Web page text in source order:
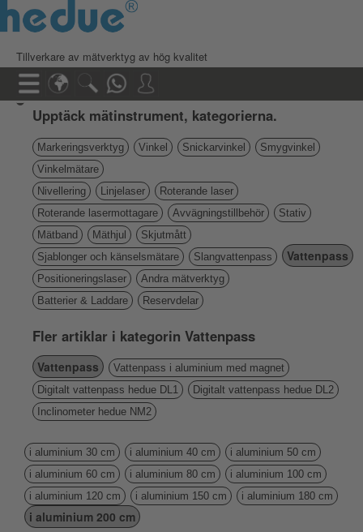
Tillverkare av mätverktyg av hög kvalitet
Upptäck mätinstrument, kategorierna.
Markeringsverktyg Vinkel Snickarvinkel
Smygvinkel
Vinkelmätare
Nivellering
Linjelaser
Roterande laser
Roterande lasermottagare
Avvägningstillbehör
Stativ
Mätband
Mäthjul
Skjutmått
Sjablonger och känselsmätare
Slangvattenpass Vattenpass
Positioneringslaser
Andra mätverktyg
Batterier & Laddare
Reservdelar
Fler artiklar i kategorin Vattenpass
Vattenpass
Vattenpass i aluminium med magnet
Digitalt vattenpass hedue DL1
Digitalt vattenpass hedue DL2
Inclinometer hedue NM2
i aluminium 30 cm i aluminium 40 cm
i aluminium 50 cm
i aluminium 60 cm
i aluminium 80 cm
i aluminium 100 cm
i aluminium 120 cm
i aluminium 150 cm i aluminium 180 cm
i aluminium 200 cm